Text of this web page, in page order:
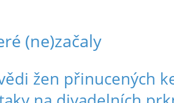
(ne)začaly
žen přinucených